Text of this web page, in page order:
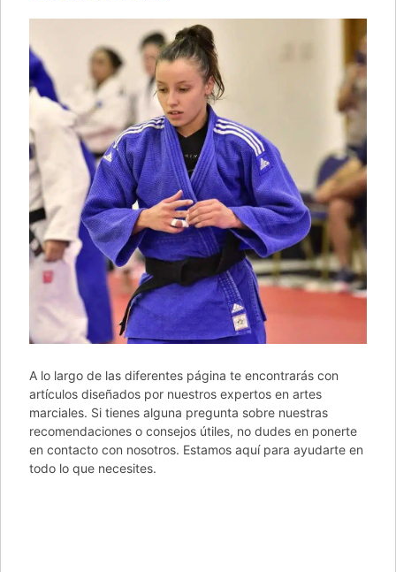
A lo largo de las diferentes página te encontrarás con
artículos diseñados por nuestros expertos en artes
marciales. Si tienes alguna pregunta sobre nuestras
recomendaciones o consejos útiles, no dudes en ponerte
en contacto con nosotros. Estamos aquí para ayudarte en
todo lo que necesites.